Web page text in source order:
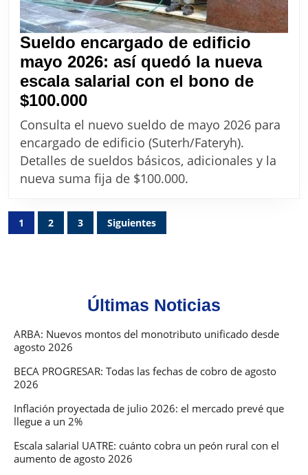
Sueldo encargado de edificio
mayo 2026: así quedó la nueva
escala salarial con el bono de
$100.000Sueldo
encargado
de
edificio
mayo
así
quedó
escala
salarial
con
bono
$100.000
Consulta el nuevo sueldo de mayo 2026 para
encargado de edificio (Suterh/Fateryh).
Detalles de sueldos básicos, adicionales y la
nueva suma fija de $100.000.
Paginación
de
1 2 3 Siguientes
Últimas Noticias
ARBA: Nuevos montos del monotributo unificado desde
agosto 2026
BECA PROGRESAR: Todas las fechas de cobro de agosto
2026
Inflación proyectada de julio 2026: el mercado prevé que
llegue a un 2%
Escala salarial UATRE: cuánto cobra un peón rural con el
aumento de agosto 2026